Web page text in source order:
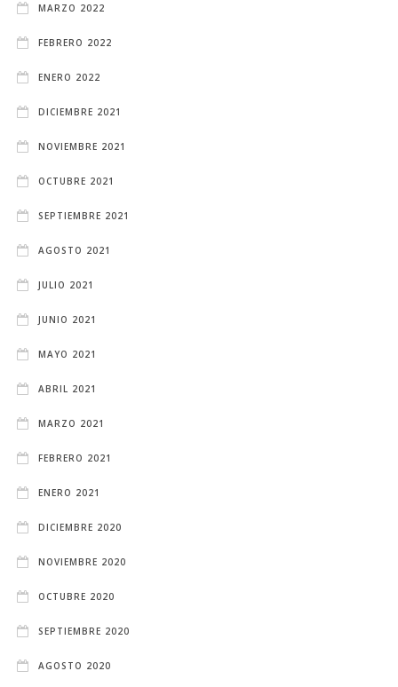
MARZO 2022
FEBRERO 2022
ENERO 2022
DICIEMBRE 2021
NOVIEMBRE 2021
OCTUBRE 2021
SEPTIEMBRE 2021
AGOSTO 2021
JULIO 2021
JUNIO 2021
MAYO 2021
ABRIL 2021
MARZO 2021
FEBRERO 2021
ENERO 2021
DICIEMBRE 2020
NOVIEMBRE 2020
OCTUBRE 2020
SEPTIEMBRE 2020
AGOSTO 2020